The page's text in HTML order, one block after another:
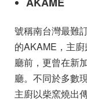
號稱南台灣最難
的AKAME，主
廳前，更曾在新
廳。不同於多數
主廚以柴窯燒出